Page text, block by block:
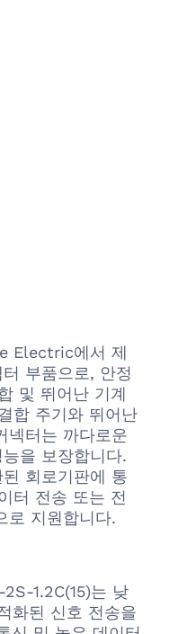
Electric에서 제
부품으로, 안정
및 뛰어난 기계
합 주기와 뛰어난
넥터는 까다로운
을 보장합니다.
회로기판에 통
터 전송 또는 전
로 지원합니다.
1.2C(15)는 낮
화된 신호 전송을